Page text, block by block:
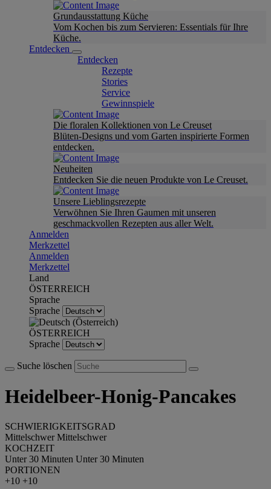
Grundausstattung Küche
Vom Kochen bis zum Servieren: Essentials für Ihre
Küche.
Entdecken
Entdecken
Rezepte
Stories
Service
Gewinnspiele
Die floralen Kollektionen von Le Creuset
Blüten-Designs und vom Garten inspirierte Formen
entdecken.
Neuheiten
Entdecken Sie die neuen Produkte von Le Creuset.
Unsere Lieblingsrezepte
Verwöhnen Sie Ihren Gaumen mit unseren
geschmackvollen Rezepten aus aller Welt.
Anmelden
Merkzettel
Anmelden
Merkzettel
Land
ÖSTERREICH
Sprache
Sprache
ÖSTERREICH
Sprache
Suche löschen
Heidelbeer-Honig-Pancakes
SCHWIERIGKEITSGRAD
Mittelschwer Mittelschwer
KOCHZEIT
Unter 30 Minuten Unter 30 Minuten
PORTIONEN
+10 +10